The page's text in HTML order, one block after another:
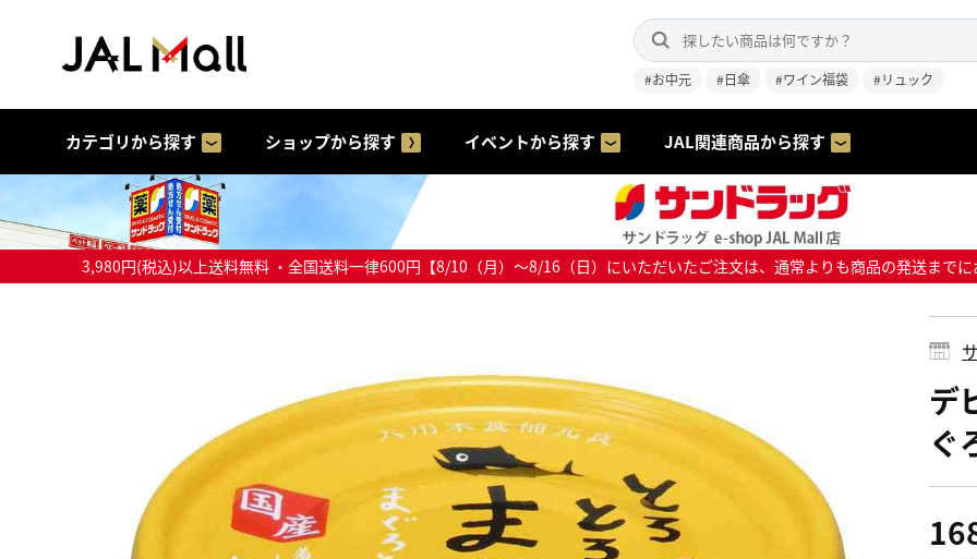
#お中元 #日傘 #ワイン福袋 #リュック
カテゴリから探す ショップから探す イベントから探す JAL関連商品から探す
3,980円(税込)以上送料無料 ・全国送料一律600円【8/10（月）～8/16（日）にいただいたご注文は、通常よりも商品の発送まで
デ
ぐ